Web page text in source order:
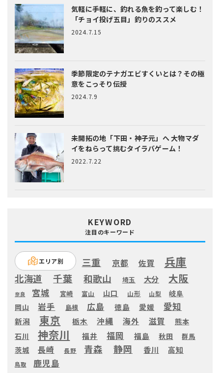
気軽に手軽に、釣れる魚を釣って楽しむ！
「チョイ投げ五目」釣りのススメ
2024.7.15
季節限定のテナガエビすくいとは？ その極
意をこっそり伝授
2024.7.9
未開拓の地「下田・神子元」へ大物マダ
イをねらって挑むタイラバゲーム！
2022.7.22
KEYWORD
注目のキーワード
エリア別 三重 京都 佐賀 兵庫
北海道 千葉 和歌山 埼玉 大分 大阪
奈良 宮城 宮崎 富山 山口 山形 山梨
岐阜
岡山
岩手 島根 広島 徳島 愛媛 愛知
新潟 東京 栃木 沖縄 海外 滋賀
熊本
石川
神奈川 福井 福岡 福島 秋田 群馬
茨城 長崎 長野 青森 静岡 香川 高知
鳥取 鹿児島